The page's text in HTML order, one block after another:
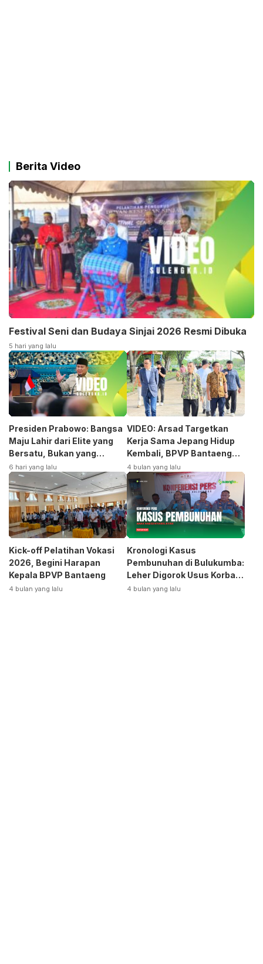
Berita Video
Festival Seni dan Budaya Sinjai 2026 Resmi Dibuka
5 hari yang lalu
Presiden Prabowo: Bangsa
Maju Lahir dari Elite yang
Bersatu, Bukan yang
Terpecah
6 hari yang lalu
VIDEO: Arsad Targetkan
Kerja Sama Jepang Hidup
Kembali, BPVP Bantaeng
Siap Bangkitkan Jurusan
Otomotif
4 bulan yang lalu
Kick-off Pelatihan Vokasi
2026, Begini Harapan
Kepala BPVP Bantaeng
4 bulan yang lalu
Kronologi Kasus
Pembunuhan di Bulukumba:
Leher Digorok Usus Korban
Dikeluarkan
4 bulan yang lalu